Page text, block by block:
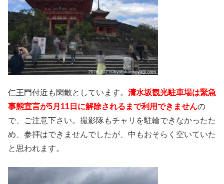
仁王門付近も閑散としています。 清水坂観光駐車場は緊急
事態宣言が5月11日に解除されるまで利用できませんの
で、ご注意下さい。撮影隊もチャリを駐輪できなかったた
め、参拝はできませんでしたが、中もおそらく空いていた
と思われます。